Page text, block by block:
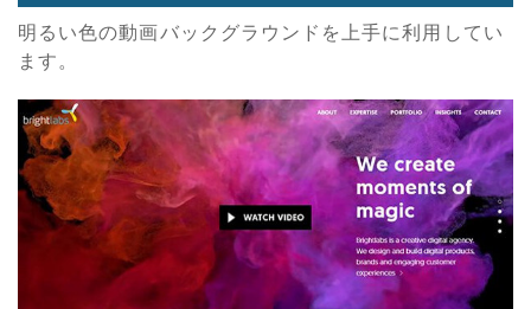
明るい色の動画バックグラウンドを上手に利用してい
ます。